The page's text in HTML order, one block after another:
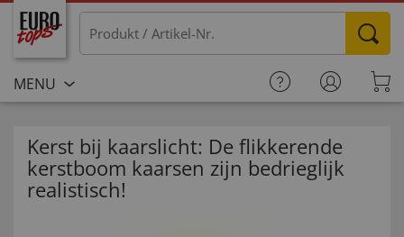
MENU
Kerst bij kaarslicht: De flikkerende
kerstboom kaarsen zijn bedrieglijk
realistisch!